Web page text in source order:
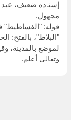
إسناده ضعيف،
مجهول.
قوله: "الفساطيط"
"البلاط"، بالفتح:
لموضع بالمدينة،
وتعالى أعلم.